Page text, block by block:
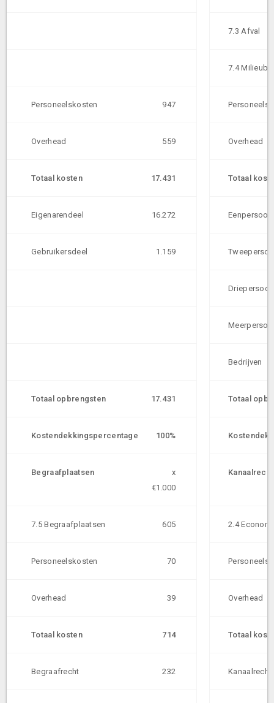
7.3 Afval
7.4
Personeelskosten 947
Overhead 559 Overhead
Totaal kosten 17.431 Totaal
Eigenarendeel 16.272
Gebruikersdeel 1.159
Bedrijven
Totaal opbrengsten 17.431 Totaal
Kostendekkingspercentage 100%
Begraafplaatsen
x
€1.000
7.5 Begraafplaatsen 605 2.4
Personeelskosten 70
Overhead 39 Overhead
Totaal kosten 714 Totaal
Begraafrecht 232